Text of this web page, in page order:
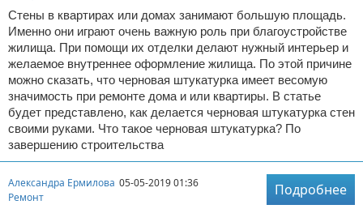
Стены в квартирах или домах занимают большую площадь.
Именно они играют очень важную роль при благоустройстве
жилища. При помощи их отделки делают нужный интерьер и
желаемое внутреннее оформление жилища. По этой причине
можно сказать, что черновая штукатурка имеет весомую
значимость при ремонте дома и или квартиры. В статье
будет представлено, как делается черновая штукатурка стен
своими руками. Что такое черновая штукатурка? По
завершению строительства
Александра Ермилова 05-05-2019 01:36
Ремонт
Подробнее